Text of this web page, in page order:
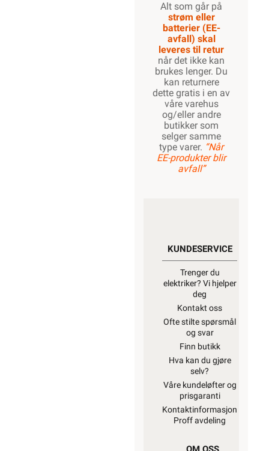
Alt som går på
strøm eller
batterier (EE-
avfall) skal
leveres til retur
når det ikke kan
brukes lenger. Du
kan returnere
dette gratis i en av
våre varehus
og/eller andre
butikker som
selger samme
type varer. “Når
EE-produkter blir
avfall”
KUNDESERVICE
Trenger du
elektriker? Vi hjelper
deg
Kontakt oss
Ofte stilte spørsmål
og svar
Finn butikk
Hva kan du gjøre
selv?
Våre kundeløfter og
prisgaranti
Kontaktinformasjon
Proff avdeling